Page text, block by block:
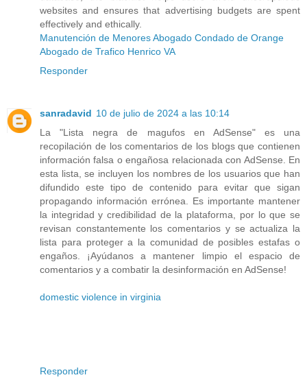
websites and ensures that advertising budgets are spent
effectively and ethically.
Manutención de Menores Abogado Condado de Orange
Abogado de Trafico Henrico VA
Responder
sanradavid 10 de julio de 2024 a las 10:14
La "Lista negra de magufos en AdSense" es una
recopilación de los comentarios de los blogs que contienen
información falsa o engañosa relacionada con AdSense. En
esta lista, se incluyen los nombres de los usuarios que han
difundido este tipo de contenido para evitar que sigan
propagando información errónea. Es importante mantener
la integridad y credibilidad de la plataforma, por lo que se
revisan constantemente los comentarios y se actualiza la
lista para proteger a la comunidad de posibles estafas o
engaños. ¡Ayúdanos a mantener limpio el espacio de
comentarios y a combatir la desinformación en AdSense!
domestic violence in virginia
Responder